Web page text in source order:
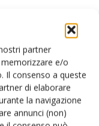
partner
e/o
Il consenso a queste
di elaborare
la navigazione
annunci (non)
mondo